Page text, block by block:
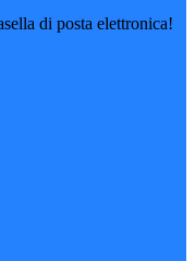
di posta elettronica!